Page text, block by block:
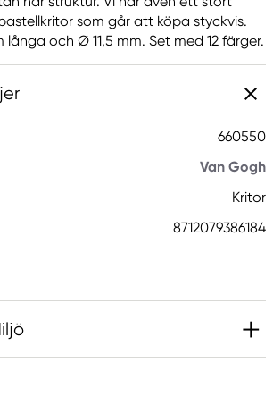
som går att köpa styckvis.
långa och Ø 11,5 mm. Set med 12 färger.
660550
Van Gogh
Kritor
8712079386184